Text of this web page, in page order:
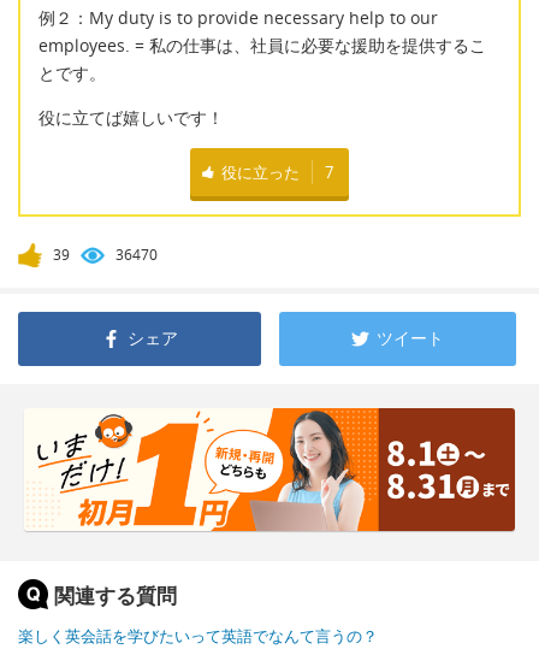
例２：My duty is to provide necessary help to our
employees. = 私の仕事は、社員に必要な援助を提供するこ
とです。
役に立てば嬉しいです！
役に立った 7
39 36470
シェア ツイート
関連する質問
楽しく英会話を学びたいって英語でなんて言うの？